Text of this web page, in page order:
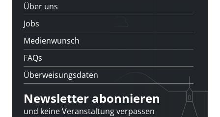
Über uns
Jobs
Medienwunsch
FAQs
Überweisungsdaten
Newsletter abonnieren
und keine Veranstaltung verpassen